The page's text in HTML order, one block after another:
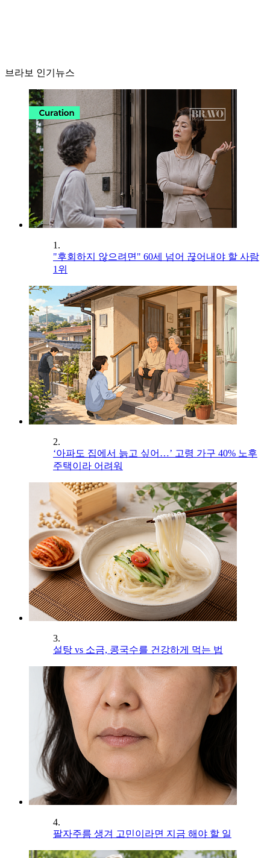
브라보 인기뉴스
1.
"후회하지 않으려면" 60세 넘어 끊어내야 할 사람
1위
2.
‘아파도 집에서 늙고 싶어…’ 고령 가구 40% 노후
주택이라 어려워
3.
설탕 vs 소금, 콩국수를 건강하게 먹는 법
4.
팔자주름 생겨 고민이라면 지금 해야 할 일